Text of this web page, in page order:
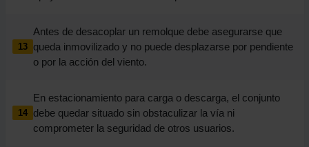
13
Antes de desacoplar un remolque debe asegurarse que
queda inmovilizado y no puede desplazarse por pendiente
o por la acción del viento.
14
En estacionamiento para carga o descarga, el conjunto
debe quedar situado sin obstaculizar la vía ni
comprometer la seguridad de otros usuarios.